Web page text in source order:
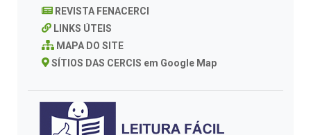
REVISTA FENACERCI
LINKS ÚTEIS
MAPA DO SITE
SÍTIOS DAS CERCIS em Google Map